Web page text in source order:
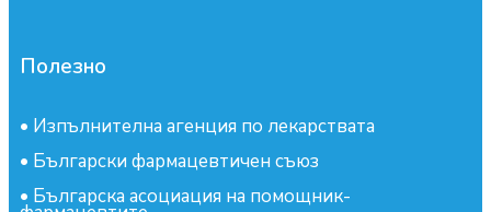
Полезно
• Изпълнителна агенция по лекарствата
• Български фармацевтичен съюз
• Българска асоциация на помощник-